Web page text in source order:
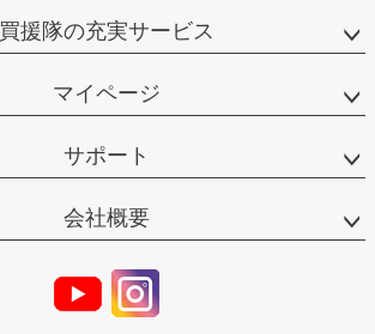
買援隊の充実サービス
マイページ
サポート
会社概要